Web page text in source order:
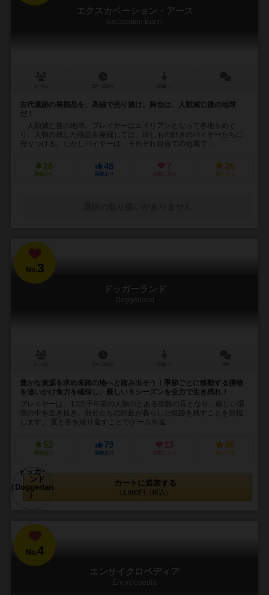
エクスカベーション・アース
Excavation Earth
古代遺跡の発掘品を、高値で売り抜け。舞台は、人類滅亡後の地球
だ！
人類滅亡後の地球。プレイヤーはエイリアンとなって各地をめぐ
り、人類の残した物品を発掘しては、珍しもの好きのバイヤーたちに
売りつける。しかしバイヤーは、それぞれ目当ての地域で...
28
興味あり
48
経験あり
7
お気に入り
25
持ってる
No.3
ドッガーランド
Doggerland
豊かな資源を求め未踏の地へと踏み出そう！季節ごとに移動する獲物
を追いかけ食力を確保し、厳しい８シーズンを全力で生き残れ！
プレイヤーは、1万5千年前の人類のとある部族の長となり、厳しい環
境の中を生き抜き、自分たちの部族が暮らした痕跡を残すことを目指
します。 夏と冬を繰り返すことでゲームを進...
52
興味あり
79
経験あり
13
お気に入り
86
持ってる
カートに追加する
11,880円（税込）
No.4
エンサイクロペディア
Encyclopedia